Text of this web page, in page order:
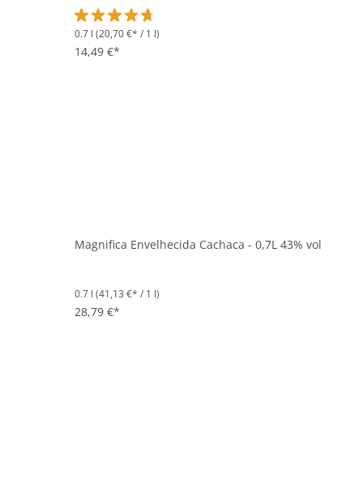
Durchschnittliche Bewertung von 4.8 von 5 Sternen
0.7 l (20,70 €* / 1 l)
14,49 €*
Magnifica Envelhecida Cachaca - 0,7L 43% vol
0.7 l (41,13 €* / 1 l)
28,79 €*